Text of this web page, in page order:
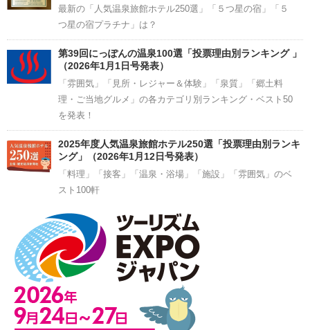
最新の「人気温泉旅館ホテル250選」「５つ星の宿」「５
つ星の宿プラチナ」は？
第39回にっぽんの温泉100選「投票理由別ランキング 」
（2026年1月1日号発表）
「雰囲気」「見所・レジャー＆体験」「泉質」「郷土料
理・ご当地グルメ」の各カテゴリ別ランキング・ベスト50
を発表！
2025年度人気温泉旅館ホテル250選「投票理由別ランキ
ング」（2026年1月12日号発表）
「料理」「接客」「温泉・浴場」「施設」「雰囲気」のベ
スト100軒